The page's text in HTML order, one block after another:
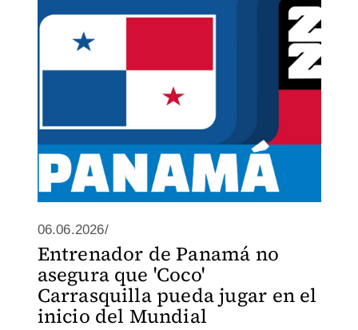
06.06.2026/
Entrenador de Panamá no
asegura que 'Coco'
Carrasquilla pueda jugar en el
inicio del Mundial